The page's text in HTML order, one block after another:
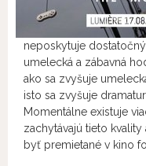
neposkytuje
umelecká a zábavná
ako sa zvyšuje
isto sa zvyšuje
Momentálne existuje
zachytávajú tieto
byť premietané v kino